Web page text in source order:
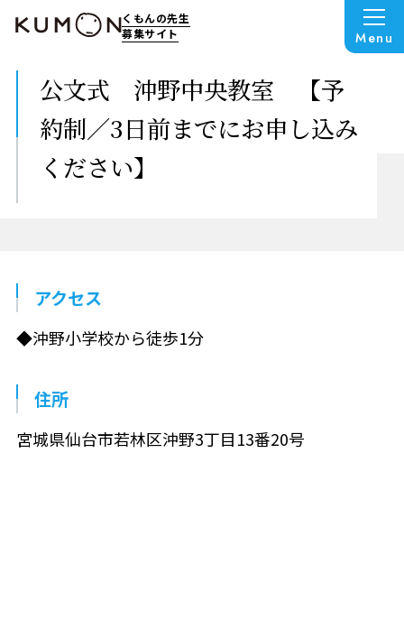
くもんの先生
募集サイト
Menu
公文式 沖野中央教室 【予
約制／3日前までにお申し込み
ください】
アクセス
◆沖野小学校から徒歩1分
住所
宮城県仙台市若林区沖野3丁目13番20号